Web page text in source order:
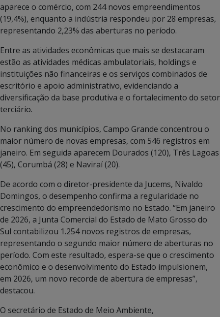
aparece o comércio, com 244 novos empreendimentos
(19,4%), enquanto a indústria respondeu por 28 empresas,
representando 2,23% das aberturas no período.
Entre as atividades econômicas que mais se destacaram
estão as atividades médicas ambulatoriais, holdings e
instituições não financeiras e os serviços combinados de
escritório e apoio administrativo, evidenciando a
diversificação da base produtiva e o fortalecimento do setor
terciário.
No ranking dos municípios, Campo Grande concentrou o
maior número de novas empresas, com 546 registros em
janeiro. Em seguida aparecem Dourados (120), Três Lagoas
(45), Corumbá (28) e Naviraí (20).
De acordo com o diretor-presidente da Jucems, Nivaldo
Domingos, o desempenho confirma a regularidade no
crescimento do empreendedorismo no Estado. “Em janeiro
de 2026, a Junta Comercial do Estado de Mato Grosso do
Sul contabilizou 1.254 novos registros de empresas,
representando o segundo maior número de aberturas no
período. Com este resultado, espera-se que o crescimento
econômico e o desenvolvimento do Estado impulsionem,
em 2026, um novo recorde de abertura de empresas”,
destacou.
O secretário de Estado de Meio Ambiente,